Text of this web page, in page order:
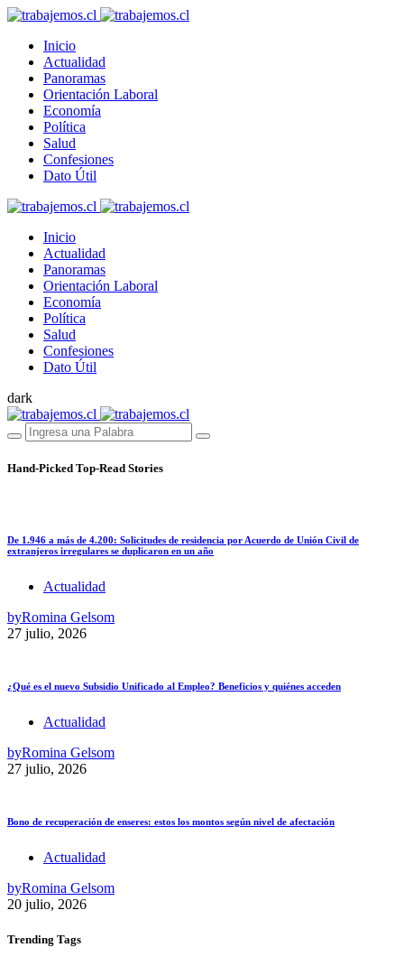
Inicio
Actualidad
Panoramas
Orientación Laboral
Economía
Política
Salud
Confesiones
Dato Útil
Inicio
Actualidad
Panoramas
Orientación Laboral
Economía
Política
Salud
Confesiones
Dato Útil
dark
Hand-Picked Top-Read Stories
De 1.946 a más de 4.200: Solicitudes de residencia por Acuerdo de Unión Civil de
extranjeros irregulares se duplicaron en un año
Actualidad
byRomina Gelsom
27 julio, 2026
¿Qué es el nuevo Subsidio Unificado al Empleo? Beneficios y quiénes acceden
Actualidad
byRomina Gelsom
27 julio, 2026
Bono de recuperación de enseres: estos los montos según nivel de afectación
Actualidad
byRomina Gelsom
20 julio, 2026
Trending Tags